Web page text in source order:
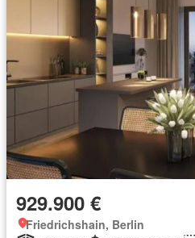
929.900 €
Friedrichshain, Berlin